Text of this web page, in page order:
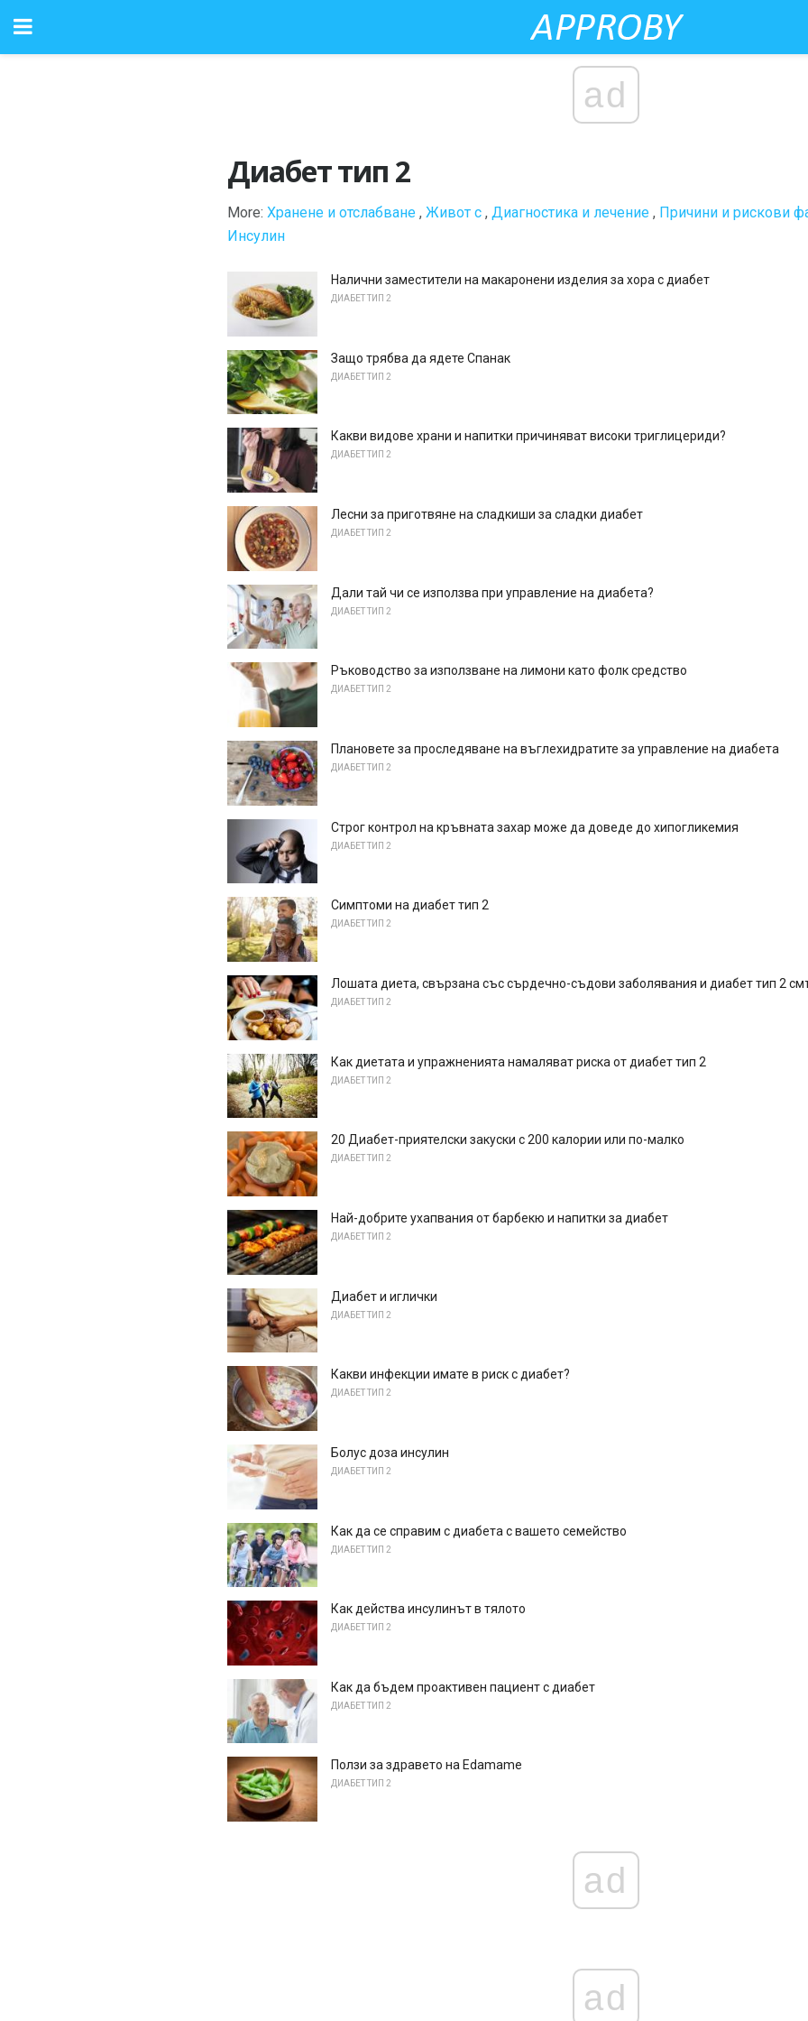
ad
Диабет тип 2
More: Хранене и отслабване , Живот с , Диагностика и лечение , Причини и рискови
Инсулин
Налични заместители на макаронени изделия за хора с диабет
ДИАБЕТ ТИП 2
Защо трябва да ядете Спанак
ДИАБЕТ ТИП 2
Какви видове храни и напитки причиняват високи триглицериди?
ДИАБЕТ ТИП 2
Лесни за приготвяне на сладкиши за сладки диабет
ДИАБЕТ ТИП 2
Дали тай чи се използва при управление на диабета?
ДИАБЕТ ТИП 2
Ръководство за използване на лимони като фолк средство
ДИАБЕТ ТИП 2
Плановете за проследяване на въглехидратите за управление на диабета
ДИАБЕТ ТИП 2
Строг контрол на кръвната захар може да доведе до хипогликемия
ДИАБЕТ ТИП 2
Симптоми на диабет тип 2
ДИАБЕТ ТИП 2
Лошата диета, свързана със сърдечно-съдови заболявания и диабет тип 2
ДИАБЕТ ТИП 2
Как диетата и упражненията намаляват риска от диабет тип 2
ДИАБЕТ ТИП 2
20 Диабет-приятелски закуски с 200 калории или по-малко
ДИАБЕТ ТИП 2
Най-добрите ухапвания от барбекю и напитки за диабет
ДИАБЕТ ТИП 2
Диабет и иглички
ДИАБЕТ ТИП 2
Какви инфекции имате в риск с диабет?
ДИАБЕТ ТИП 2
Болус доза инсулин
ДИАБЕТ ТИП 2
Как да се справим с диабета с вашето семейство
ДИАБЕТ ТИП 2
Как действа инсулинът в тялото
ДИАБЕТ ТИП 2
Как да бъдем проактивен пациент с диабет
ДИАБЕТ ТИП 2
Ползи за здравето на Edamame
ДИАБЕТ ТИП 2
ad
ad